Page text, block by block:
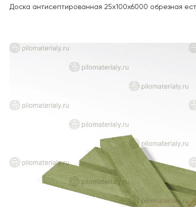
Доска антисептированная 25х100х6000 обрезная